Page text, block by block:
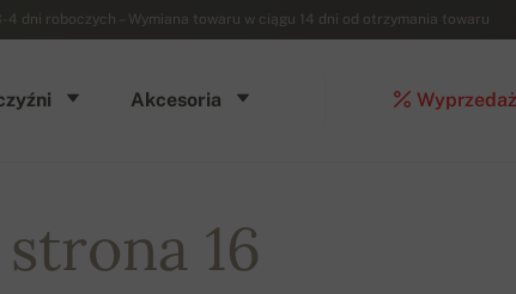
4 dni roboczych – Wymiana towaru w ciągu 14 dni od otrzymania towaru
Akcesoria Wyprzedaż
16